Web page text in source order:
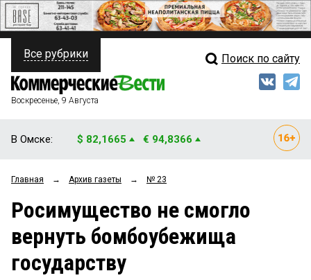
ПОЛИТИКА
ФИНАНСЫ
ОБЩЕСТВО
ЗАКОН
НОВОСТИ КОМПАНИЙ
Свежий выпуск
Рейтинги
Блоги
Все рубрики Поиск по сайту
Воскресенье, 9 Августа
В Омске: $ 82,1665 € 94,8366
Главная → Архив газеты → № 23
Росимущество не смогло
вернуть бомбоубежища
государству